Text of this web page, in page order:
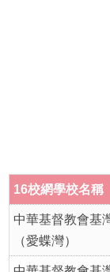
16校網學校名稱
中華基督教會基
（愛蝶灣）